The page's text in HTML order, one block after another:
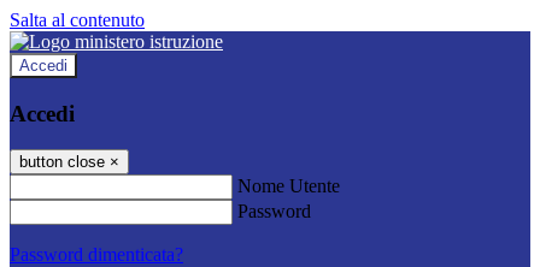
Salta al contenuto
Accedi
Accedi
button close ×
Nome Utente
Password
Password dimenticata?